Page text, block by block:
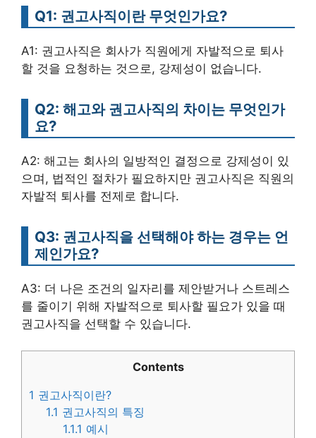
Q1: 권고사직이란 무엇인가요?
A1: 권고사직은 회사가 직원에게 자발적으로 퇴사
할 것을 요청하는 것으로, 강제성이 없습니다.
Q2: 해고와 권고사직의 차이는 무엇인가
요?
A2: 해고는 회사의 일방적인 결정으로 강제성이 있
으며, 법적인 절차가 필요하지만 권고사직은 직원의
자발적 퇴사를 전제로 합니다.
Q3: 권고사직을 선택해야 하는 경우는 언
제인가요?
A3: 더 나은 조건의 일자리를 제안받거나 스트레스
를 줄이기 위해 자발적으로 퇴사할 필요가 있을 때
권고사직을 선택할 수 있습니다.
Contents
1 권고사직이란?
1.1 권고사직의 특징
1.1.1 예시